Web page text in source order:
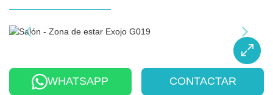
WHATSAPP CONTACTAR